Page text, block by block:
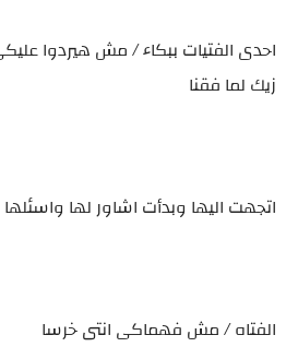
احدى الفتيات ببكاء / مش هيردوا
زيك لما فقنا
اتجهت اليها وبدأت اشاور لها
الفتاه / مش فهماكى انتى خرسا